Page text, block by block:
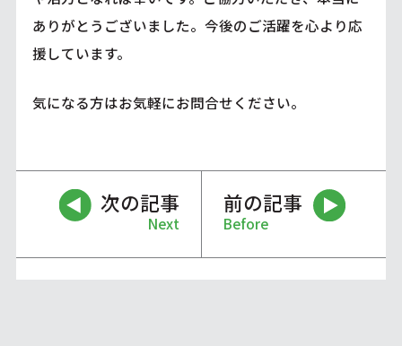
ありがとうございました。今後のご活躍を心より応
援しています。
気になる方はお気軽にお問合せください。
次の記事
Next
前の記事
Before